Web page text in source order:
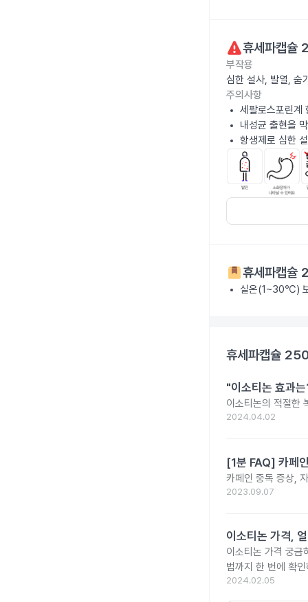
휴세파캡
부작용
심한 설사, 발열, 숨
주의사항
세팔로스포린계
내성균 출현을
항생제로 심한
휴세파캡
실온(1~30℃)
휴세파캡슐
"이소티논 효과
이소티논의 적절한
2024.04.02
[1분 FAQ] 카페
카페인 중독 증상,
2023.09.07
이소티논 가격,
이소티논 가격 궁금
법까지 한 번에 확
2024.02.05